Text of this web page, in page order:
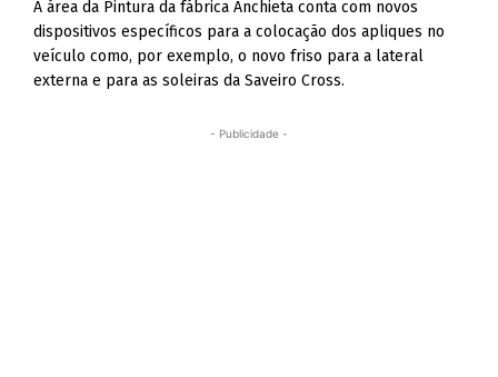
A área da Pintura da fábrica Anchieta conta com novos
dispositivos específicos para a colocação dos apliques no
veículo como, por exemplo, o novo friso para a lateral
externa e para as soleiras da Saveiro Cross.
- Publicidade -